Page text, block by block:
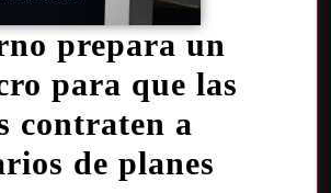
prepara un
para que las
contraten a
de planes